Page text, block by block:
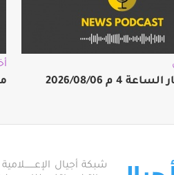
4 م 2026/08/06
شبكة أجيال الإعـــــــلامية